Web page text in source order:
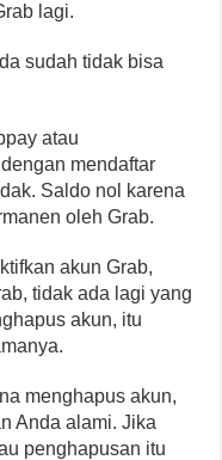
lagi.
sudah tidak bisa
atau
mendaftar
Saldo nol karena
oleh Grab.
akun Grab,
tidak ada lagi yang
akun, itu
menghapus akun,
Anda alami. Jika
penghapusan itu